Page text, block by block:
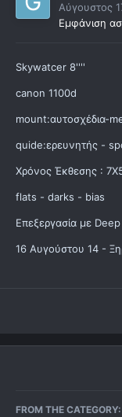
Αύγουστος
Εμφάνιση
Skywatcer 8''''
canon 1100d
mount:αυτοσχέδια-
quide:ερευνητής -
Χρόνος Έκθεσης :
flats - darks - bias
Επεξεργασία με
16 Αυγούστου 14 -
FROM THE CATEGORY: